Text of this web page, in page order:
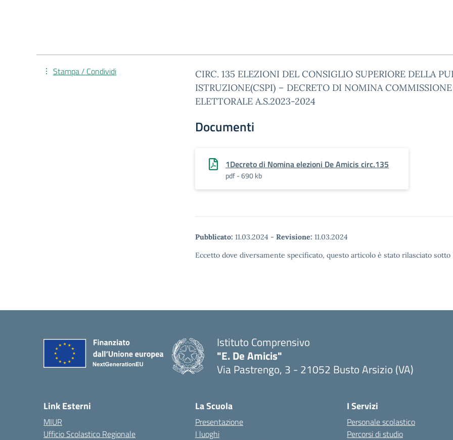
CIRC. 135 ELEZIONI DEL CONSIGLIO SUPERIORE DELLA
ISTRUZIONE(CSPI) – DECRETO DI NOMINA COMMISSIONE
ELETTORALE A.S.2023-2024
Documenti
1Decreto di Nomina elezioni De Amicis circ.135
pdf - 690 kb
Pubblicato: 11.03.2024 - Revisione: 11.03.2024
Eccetto dove diversamente specificato, questo articolo è stato rilasciato
Stampa / Condividi
Istituto Comprensivo
"E. De Amicis"
Via Pastrengo, 3 - 21052 Busto Arsizio (VA)
Link Esterni
MIUR
Ufficio Scolastico Regionale
La Scuola
Presentazione
I luoghi
I Servizi
Personale scolastico
Percorsi di studio